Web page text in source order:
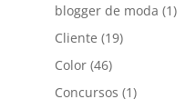
blogger de moda (1)
Cliente (19)
Color(46)
Concursos (1)